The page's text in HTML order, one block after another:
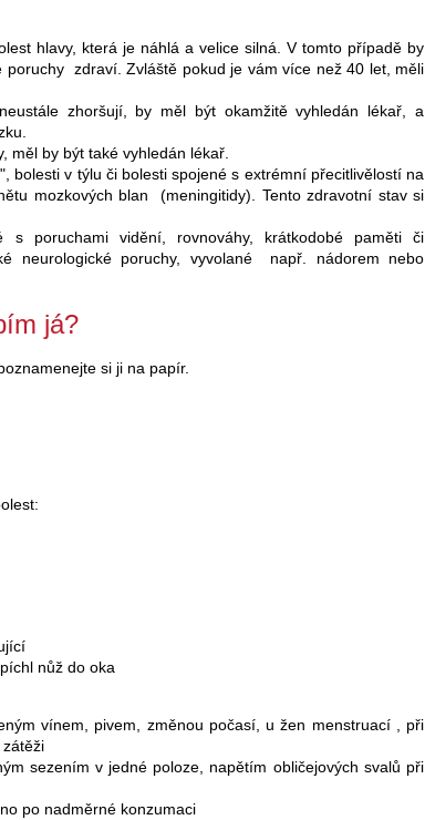
hlavy, která je náhlá a velice silná. V tomto případě by
poruchy zdraví. Zvláště pokud je vám více než 40 let, měli
zhoršují, by měl být okamžitě vyhledán lékař, a
měl by být také vyhledán lékař.
bolesti v týlu či bolesti spojené s extrémní přecitlivělostí na
mozkových blan (meningitidy). Tento zdravotní stav si
poruchami vidění, rovnováhy, krátkodobé paměti či
neurologické poruchy, vyvolané např. nádorem nebo
já?
si ji na papír.
nůž do oka
vínem, pivem, změnou počasí, u žen menstruací , při
sezením v jedné poloze, napětím obličejových svalů při
po nadměrné konzumaci